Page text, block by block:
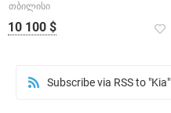
თბილისი
10 100 $
Subscribe via RSS to "Kia"